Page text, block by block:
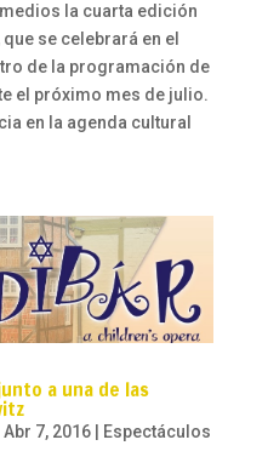
la cuarta edición
se celebrará en el
de la programación de
el próximo mes de julio.
en la agenda cultural
a una de las
Abr 7, 2016| Espectáculos